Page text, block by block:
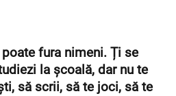
fura nimeni. Ți se
la școală, dar nu te
să scrii, să te joci, să te